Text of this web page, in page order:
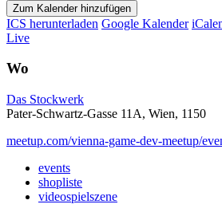
Zum Kalender hinzufügen
ICS herunterladen Google Kalender
Live
Wo
Das Stockwerk
Pater-Schwartz-Gasse 11A, Wien, 1150
meetup.com/vienna-game-dev-meetup/
events
shopliste
videospielszene